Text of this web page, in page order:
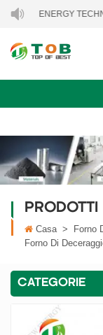
ENERGY
PRODOTTI
Casa > Forno
Forno Di
CATEGORIE